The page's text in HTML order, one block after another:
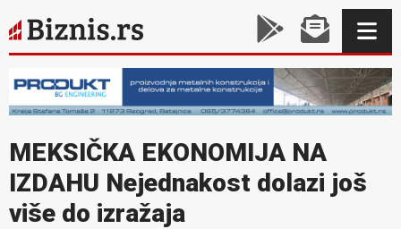
MEKSIČKA EKONOMIJA NA
IZDAHU Nejednakost dolazi još
više do izražaja